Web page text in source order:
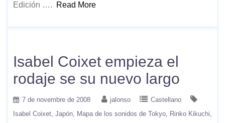
Edición ….
Read More
Isabel Coixet empieza el
rodaje se su nuevo largo
7 de novembre de 2008 jalonso
Castellano
Isabel Coixet Japón Mapa de los sonidos de Tokyo
Rinko Kikuchi